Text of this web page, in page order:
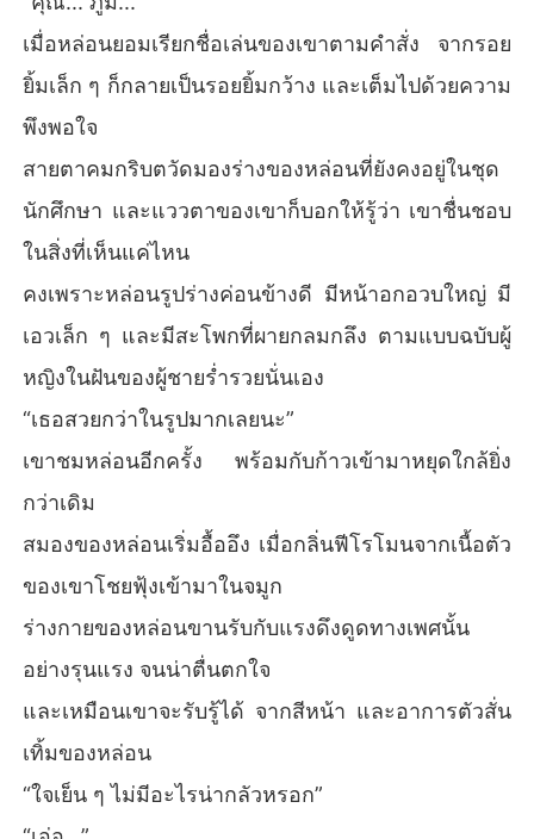
เมื่อหล่อนยอมเรียกชื่อเล่นของเขาตามคำสั่ง จากรอย
ยิ้มเล็ก ๆ ก็กลายเป็นรอยยิ้มกว้าง และเต็มไปด้วยความ
พึงพอใจ
สายตาคมกริบตวัดมองร่างของหล่อนที่ยังคงอยู่ในชุด
นักศึกษา และแววตาของเขาก็บอกให้รู้ว่า เขาชื่นชอบ
ในสิ่งที่เห็นแค่ไหน
คงเพราะหล่อนรูปร่างค่อนข้างดี มีหน้าอกอวบใหญ่ มี
เอวเล็ก ๆ และมีสะโพกที่ผายกลมกลึง ตามแบบฉบับผู้
หญิงในฝันของผู้ชายร่ำรวยนั่นเอง
“เธอสวยกว่าในรูปมากเลยนะ”
เขาชมหล่อนอีกครั้ง พร้อมกับก้าวเข้ามาหยุดใกล้ยิ่ง
กว่าเดิม
สมองของหล่อนเริ่มอื้ออึง เมื่อกลิ่นฟีโรโมนจากเนื้อตัว
ของเขาโชยฟุ้งเข้ามาในจมูก
ร่างกายของหล่อนขานรับกับแรงดึงดูดทางเพศนั้น
อย่างรุนแรง จนน่าตื่นตกใจ
และเหมือนเขาจะรับรู้ได้ จากสีหน้า และอาการตัวสั่น
เทิ้มของหล่อน
“ใจเย็น ๆ ไม่มีอะไรน่ากลัวหรอก”